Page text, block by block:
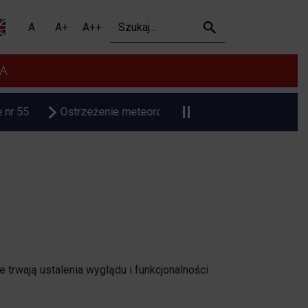
w Prudniku
A A+ A++ Szukaj
upał Czasowa zmiana organizacji ruchu na Dworcu
trwają ustalenia wyglądu i funkcjonalności